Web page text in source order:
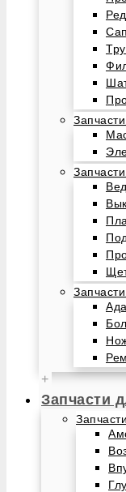
+
Запчасти